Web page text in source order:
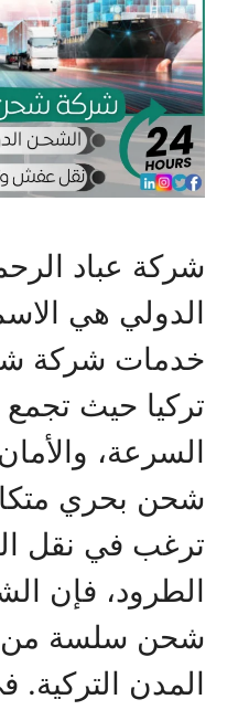
شركة عباد
الدولي هي
خدمات شركة
تركيا حيث تجمع
السرعة،
شحن بحري
ترغب في نقل
الطرود، فإن
شحن سلسة من
المدن التركية.